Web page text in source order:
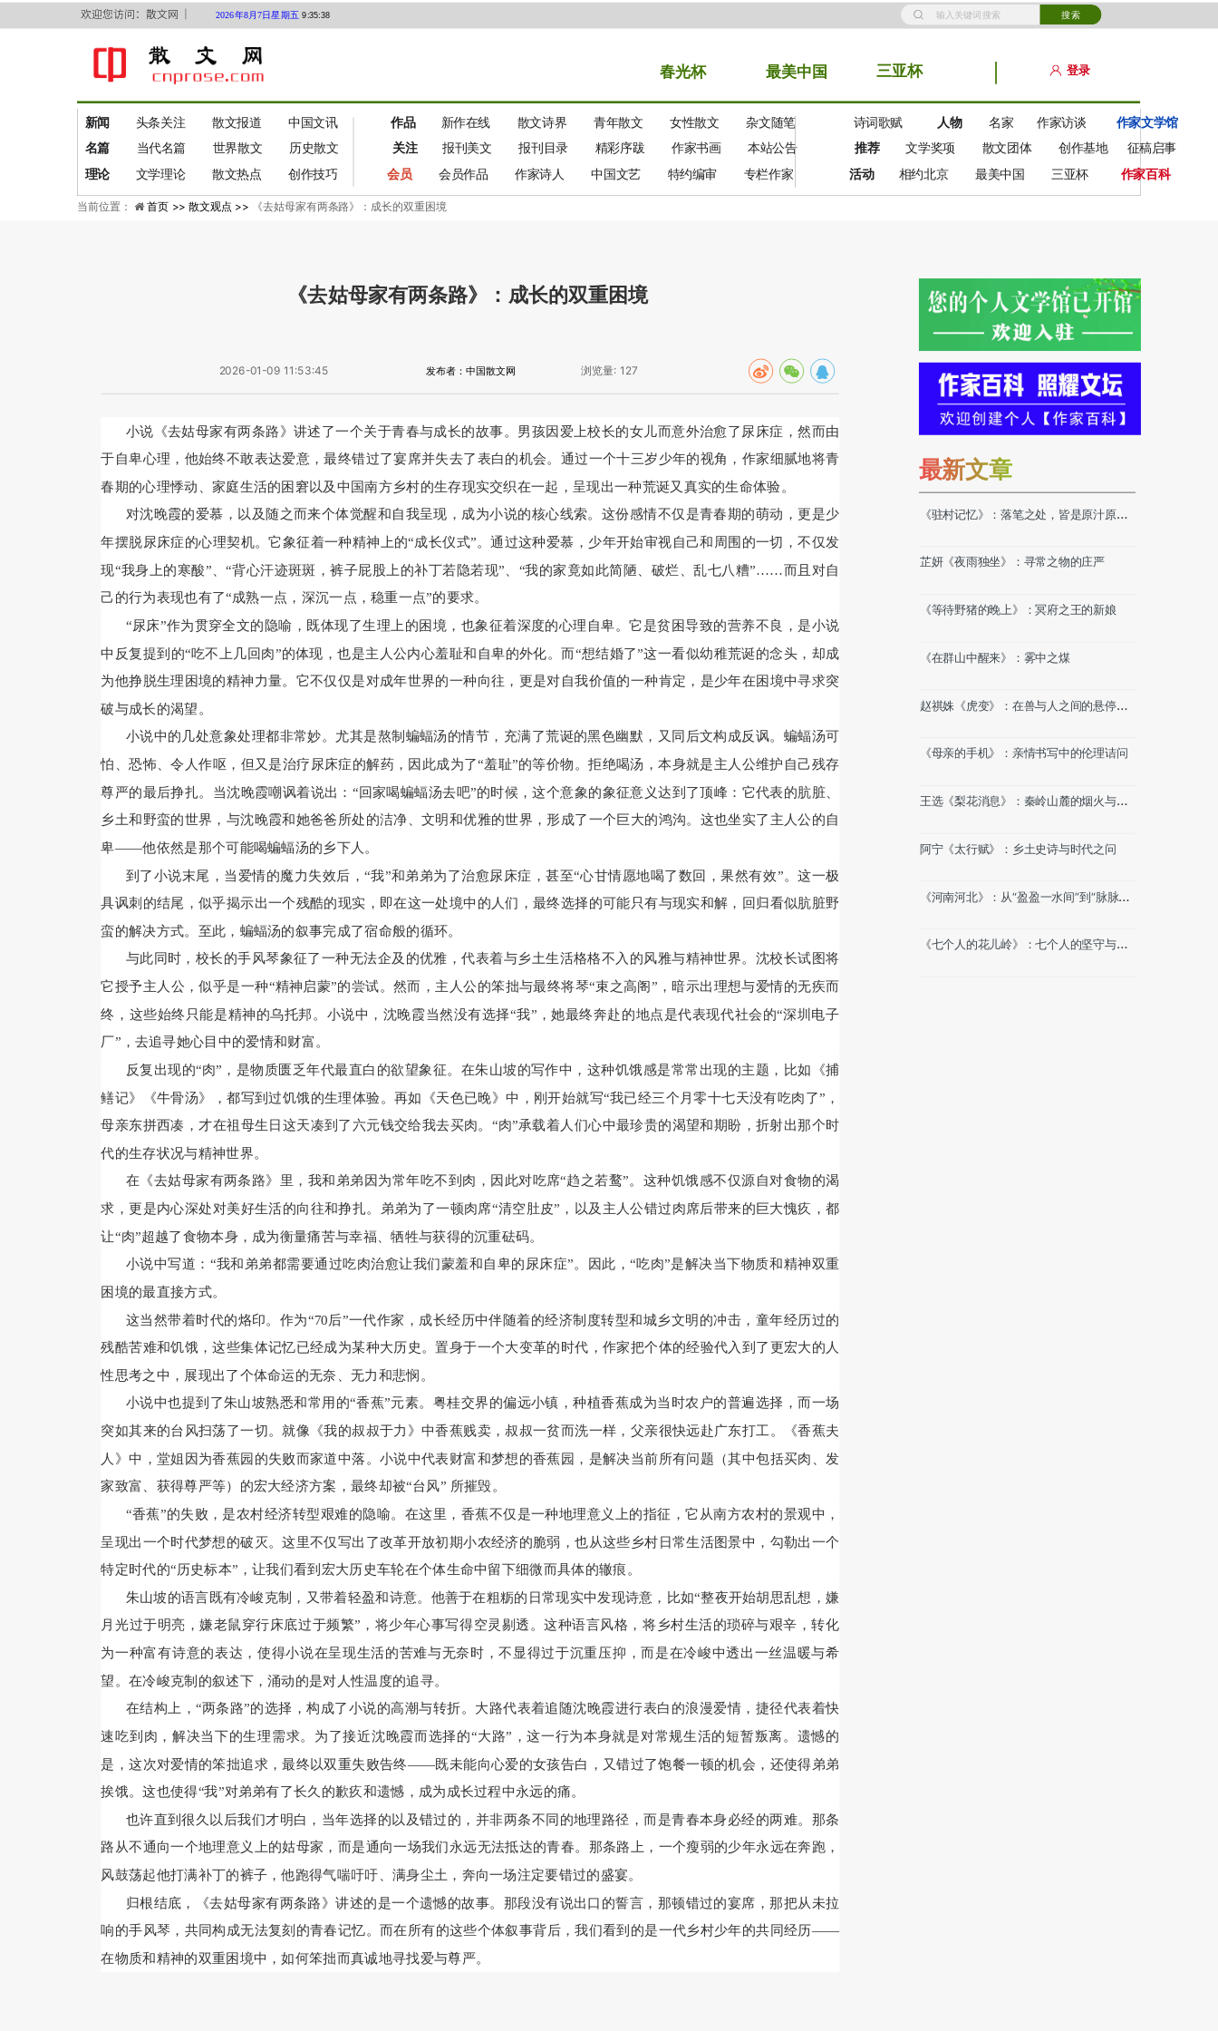
搜索
欢迎您访问：散文网 ｜
登录
春光杯 最美中国 三亚杯
新闻 头条关注 散文报道 中国文讯 作品 新作在线 散文诗界 青年散文 女性散文 杂文随笔 诗词歌赋 人物 名家 作家访谈 作家文学馆
名篇 当代名篇 世界散文 历史散文 关注 报刊美文 报刊目录 精彩序跋 作家书画 本站公告 推荐 文学奖项 散文团体 创作基地
征稿启事
理论
文学理论 散文热点 创作技巧 会员 会员作品 作家诗人 中国文艺 特约编审 专栏作家 活动 相约北京 最美中国 三亚杯 作家百科
2026年8月7日星期五 9:35:38
当前位置： 首页 >>散文观点 >> 《去姑母家有两条路》：成长的双重困境
《去姑母家有两条路》：成长的双重困境
2026-01-09 11:53:45 发布者：中国散文网 浏览量: 127
《驻村记忆》：落笔之处，皆是原汁原味
芷妍《夜雨独坐》：寻常之物的庄严
《等待野猪的晚上》：冥府之王的新娘
《在群山中醒来》：雾中之煤
赵祺姝《虎变》：在兽与人之间的悬停时
《母亲的手机》：亲情书写中的伦理诘问
王选《梨花消息》：秦岭山麓的烟火与守
阿宁《太行赋》：乡土史诗与时代之问
《河南河北》：从“盈盈一水间”到“脉脉不
《七个人的花儿岭》：七个人的坚守与一
最新文章
小说《去姑母家有两条路》讲述了一个关于青春与成长的故事。男孩因爱上校长的女儿而意外治愈了尿床症，然而由
于自卑心理，他始终不敢表达爱意，最终错过了宴席并失去了表白的机会。通过一个十三岁少年的视角，作家细腻地将青
春期的心理悸动、家庭生活的困窘以及中国南方乡村的生存现实交织在一起，呈现出一种荒诞又真实的生命体验。
对沈晚霞的爱慕，以及随之而来个体觉醒和自我呈现，成为小说的核心线索。这份感情不仅是青春期的萌动，更是少
年摆脱尿床症的心理契机。它象征着一种精神上的“成长仪式”。通过这种爱慕，少年开始审视自己和周围的一切，不仅发
现“我身上的寒酸”、“背心汗迹斑斑，裤子屁股上的补丁若隐若现”、“我的家竟如此简陋、破烂、乱七八糟”……而且对自
己的行为表现也有了“成熟一点，深沉一点，稳重一点”的要求。
“尿床”作为贯穿全文的隐喻，既体现了生理上的困境，也象征着深度的心理自卑。它是贫困导致的营养不良，是小说
中反复提到的“吃不上几回肉”的体现，也是主人公内心羞耻和自卑的外化。而“想结婚了”这一看似幼稚荒诞的念头，却成
为他挣脱生理困境的精神力量。它不仅仅是对成年世界的一种向往，更是对自我价值的一种肯定，是少年在困境中寻求突
破与成长的渴望。
小说中的几处意象处理都非常妙。尤其是熬制蝙蝠汤的情节，充满了荒诞的黑色幽默，又同后文构成反讽。蝙蝠汤可
怕、恐怖、令人作呕，但又是治疗尿床症的解药，因此成为了“羞耻”的等价物。拒绝喝汤，本身就是主人公维护自己残存
尊严的最后挣扎。当沈晚霞嘲讽着说出：“回家喝蝙蝠汤去吧”的时候，这个意象的象征意义达到了顶峰：它代表的肮脏、
乡土和野蛮的世界，与沈晚霞和她爸爸所处的洁净、文明和优雅的世界，形成了一个巨大的鸿沟。这也坐实了主人公的自
卑——他依然是那个可能喝蝙蝠汤的乡下人。
到了小说末尾，当爱情的魔力失效后，“我”和弟弟为了治愈尿床症，甚至“心甘情愿地喝了数回，果然有效”。这一极
具讽刺的结尾，似乎揭示出一个残酷的现实，即在这一处境中的人们，最终选择的可能只有与现实和解，回归看似肮脏野
蛮的解决方式。至此，蝙蝠汤的叙事完成了宿命般的循环。
与此同时，校长的手风琴象征了一种无法企及的优雅，代表着与乡土生活格格不入的风雅与精神世界。沈校长试图将
它授予主人公，似乎是一种“精神启蒙”的尝试。然而，主人公的笨拙与最终将琴“束之高阁”，暗示出理想与爱情的无疾而
终，这些始终只能是精神的乌托邦。小说中，沈晚霞当然没有选择“我”，她最终奔赴的地点是代表现代社会的“深圳电子
厂”，去追寻她心目中的爱情和财富。
反复出现的“肉”，是物质匮乏年代最直白的欲望象征。在朱山坡的写作中，这种饥饿感是常常出现的主题，比如《捕
鳝记》《牛骨汤》，都写到过饥饿的生理体验。再如《天色已晚》中，刚开始就写“我已经三个月零十七天没有吃肉了”，
母亲东拼西凑，才在祖母生日这天凑到了六元钱交给我去买肉。“肉”承载着人们心中最珍贵的渴望和期盼，折射出那个时
代的生存状况与精神世界。
在《去姑母家有两条路》里，我和弟弟因为常年吃不到肉，因此对吃席“趋之若鹜”。这种饥饿感不仅源自对食物的渴
求，更是内心深处对美好生活的向往和挣扎。弟弟为了一顿肉席“清空肚皮”，以及主人公错过肉席后带来的巨大愧疚，都
让“肉”超越了食物本身，成为衡量痛苦与幸福、牺牲与获得的沉重砝码。
小说中写道：“我和弟弟都需要通过吃肉治愈让我们蒙羞和自卑的尿床症”。因此，“吃肉”是解决当下物质和精神双重
困境的最直接方式。
这当然带着时代的烙印。作为“70后”一代作家，成长经历中伴随着的经济制度转型和城乡文明的冲击，童年经历过的
残酷苦难和饥饿，这些集体记忆已经成为某种大历史。置身于一个大变革的时代，作家把个体的经验代入到了更宏大的人
性思考之中，展现出了个体命运的无奈、无力和悲悯。
小说中也提到了朱山坡熟悉和常用的“香蕉”元素。粤桂交界的偏远小镇，种植香蕉成为当时农户的普遍选择，而一场
突如其来的台风扫荡了一切。就像《我的叔叔于力》中香蕉贱卖，叔叔一贫而洗一样，父亲很快远赴广东打工。《香蕉夫
人》中，堂姐因为香蕉园的失败而家道中落。小说中代表财富和梦想的香蕉园，是解决当前所有问题（其中包括买肉、发
家致富、获得尊严等）的宏大经济方案，最终却被“台风” 所摧毁。
“香蕉”的失败，是农村经济转型艰难的隐喻。在这里，香蕉不仅是一种地理意义上的指征，它从南方农村的景观中，
呈现出一个时代梦想的破灭。这里不仅写出了改革开放初期小农经济的脆弱，也从这些乡村日常生活图景中，勾勒出一个
特定时代的“历史标本”，让我们看到宏大历史车轮在个体生命中留下细微而具体的辙痕。
朱山坡的语言既有冷峻克制，又带着轻盈和诗意。他善于在粗粝的日常现实中发现诗意，比如“整夜开始胡思乱想，嫌
月光过于明亮，嫌老鼠穿行床底过于频繁”，将少年心事写得空灵剔透。这种语言风格，将乡村生活的琐碎与艰辛，转化
为一种富有诗意的表达，使得小说在呈现生活的苦难与无奈时，不显得过于沉重压抑，而是在冷峻中透出一丝温暖与希
望。在冷峻克制的叙述下，涌动的是对人性温度的追寻。
在结构上，“两条路”的选择，构成了小说的高潮与转折。大路代表着追随沈晚霞进行表白的浪漫爱情，捷径代表着快
速吃到肉，解决当下的生理需求。为了接近沈晚霞而选择的“大路”，这一行为本身就是对常规生活的短暂叛离。遗憾的
是，这次对爱情的笨拙追求，最终以双重失败告终——既未能向心爱的女孩告白，又错过了饱餐一顿的机会，还使得弟弟
挨饿。这也使得“我”对弟弟有了长久的歉疚和遗憾，成为成长过程中永远的痛。
也许直到很久以后我们才明白，当年选择的以及错过的，并非两条不同的地理路径，而是青春本身必经的两难。那条
路从不通向一个地理意义上的姑母家，而是通向一场我们永远无法抵达的青春。那条路上，一个瘦弱的少年永远在奔跑，
风鼓荡起他打满补丁的裤子，他跑得气喘吁吁、满身尘土，奔向一场注定要错过的盛宴。
归根结底，《去姑母家有两条路》讲述的是一个遗憾的故事。那段没有说出口的誓言，那顿错过的宴席，那把从未拉
响的手风琴，共同构成无法复刻的青春记忆。而在所有的这些个体叙事背后，我们看到的是一代乡村少年的共同经历——
在物质和精神的双重困境中，如何笨拙而真诚地寻找爱与尊严。